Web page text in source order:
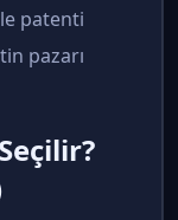
patenti
pazarı